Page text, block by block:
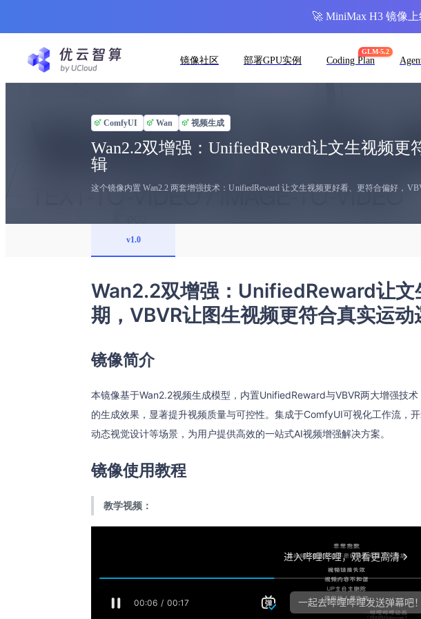
镜像社区 部署GPU实例
GLM-5.2
Coding Plan
ComfyUI Wan 视频生成
Wan2.2双增强：UnifiedReward让文生视频
辑
这个镜像内置 Wan2.2 两套增强技术：UnifiedReward 让文生视频更好看、更符合偏好，
v1.0
Wan2.2双增强：UnifiedReward让文
期，VBVR让图生视频更符合真实运动
镜像简介
本镜像基于Wan2.2视频生成模型，内置UnifiedReward与VBVR两大增强技
的生成效果，显著提升视频质量与可控性。集成于ComfyUI可视化工作流，
动态视觉设计等场景，为用户提供高效的一站式AI视频增强解决方案。
镜像使用教程
教学视频：
🚀 MiniMax H3 镜像